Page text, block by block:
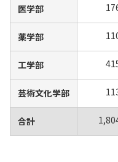
医学部
薬学部
工学部
芸術文化学部
合計